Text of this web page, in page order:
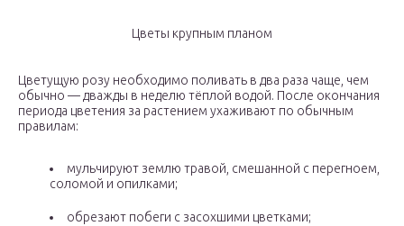
Цветы крупным планом
Цветущую розу необходимо поливать в два раза чаще, чем
обычно — дважды в неделю тёплой водой. После окончания
периода цветения за растением ухаживают по обычным
правилам:
мульчируют землю травой, смешанной с перегноем,
соломой и опилками;
обрезают побеги с засохшими цветками;